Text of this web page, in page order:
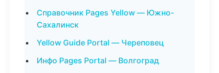
Справочник Pages Yellow — Южно-
Сахалинск
Yellow Guide Portal — Череповец
Инфо Pages Portal — Волгоград